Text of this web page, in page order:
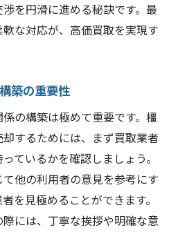
を円滑に進める秘訣です。最
な対応が、高価買取を実現す
築の重要性
の構築は極めて重要です。橿
するためには、まず買取業者
ているかを確認しましょう。
他の利用者の意見を参考にす
を見極めることができます。
には、丁寧な挨拶や明確な意